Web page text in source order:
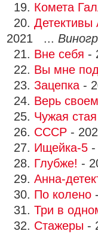
19. Комета
20.
2021 ...
21. Вне себя -
22. Вы мне
23. Зацепка -
24. Верь
25. Чужая стая
26. СССР -
27. Ищейка-5
28. Глубже! -
29. Анна-
30. По колено
31. Три в
32. Стажеры -